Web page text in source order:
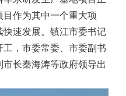
作为其中一个重大项
速发展。镇江市委书记
，市委常委、市委副书
长秦海涛等政府领导出